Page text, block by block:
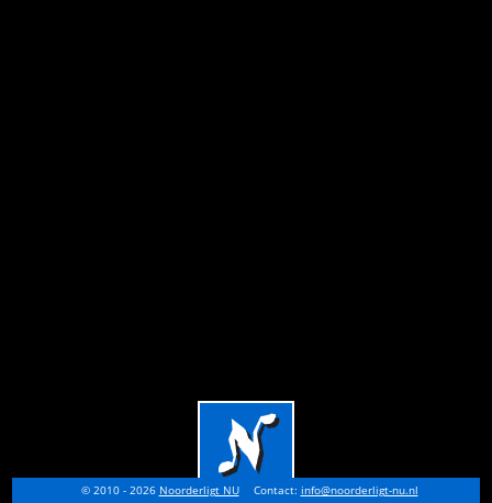
© 2010 - 2026 Noorderligt NU Contact: info@noorderligt-nu.nl